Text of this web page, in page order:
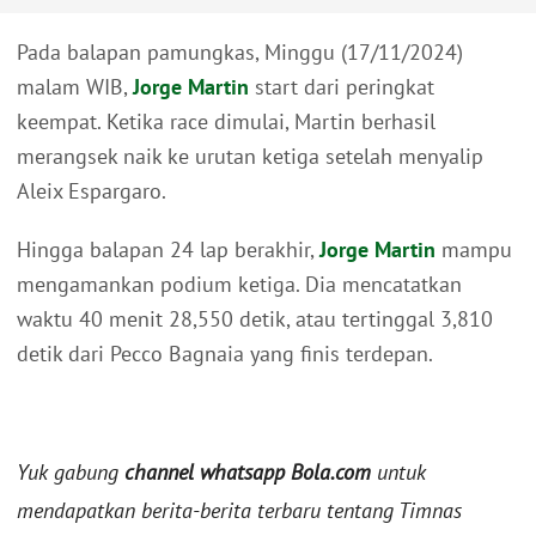
Pada balapan pamungkas, Minggu (17/11/2024)
malam WIB,Jorge Martin start dari peringkat
keempat. Ketika race dimulai, Martin berhasil
merangsek naik ke urutan ketiga setelah menyalip
Aleix Espargaro.
Hingga balapan 24 lap berakhir,Jorge Martin mampu
mengamankan podium ketiga. Dia mencatatkan
waktu 40 menit 28,550 detik, atau tertinggal 3,810
detik dari Pecco Bagnaia yang finis terdepan.
Yuk gabung channel whatsapp Bola.com untuk
mendapatkan berita-berita terbaru tentang Timnas